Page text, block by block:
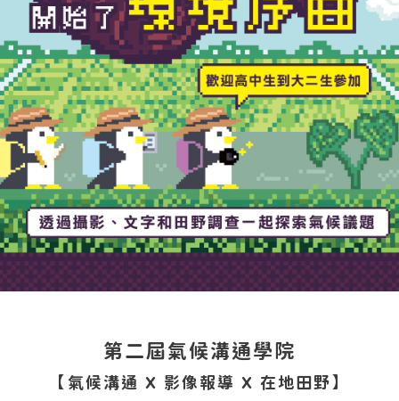
第二屆氣候溝通學院
【氣候溝通 X 影像報導 X 在地田野】